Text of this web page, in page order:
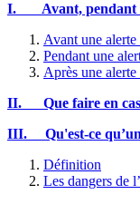
I.
Avant, pendant
Avant une alerte
Pendant une
Après une
II.
Que faire en
III. Qu'est-ce
Définition
Les dangers de